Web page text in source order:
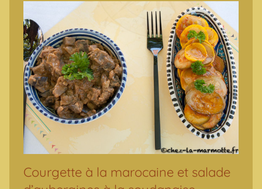
Courgette à la marocaine et salade